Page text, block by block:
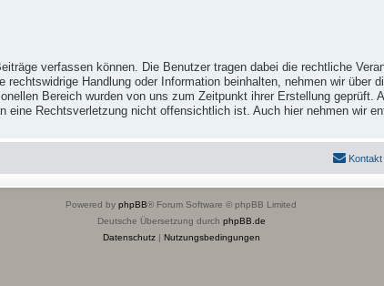
verfassen können. Die Benutzer tragen dabei die rechtliche
Handlung oder Information beinhalten, nehmen wir über
Bereich wurden von uns zum Zeitpunkt ihrer Erstellung geprüft.
Rechtsverletzung nicht offensichtlich ist. Auch hier nehmen wir
Kontakt
Powered by phpBB® Forum Software © phpBB Limited
Deutsche Übersetzung durch phpBB.de
Datenschutz| Nutzungsbedingungen